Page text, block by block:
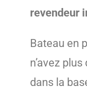
revendeur
Bateau en
n’avez
dans la